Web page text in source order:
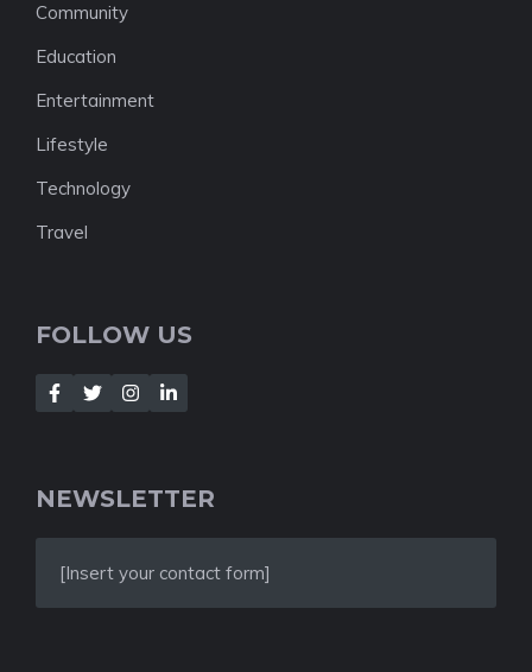
Community
Education
Entertainment
Lifestyle
Technology
Travel
FOLLOW US
NEWSLETTER
[Insert your contact form]